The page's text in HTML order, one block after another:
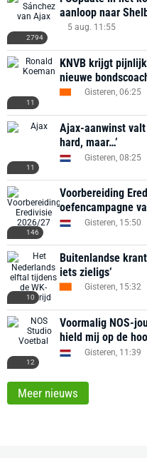
2794
aanloop naar
5 aug. 11:55
11
KNVB krijgt
nieuwe
Gisteren, 06:25
11
Ajax-aanwinst
hard, maar…’
Gisteren, 08:25
146
Voorbereiding
oefencampagne
Gisteren, 15:50
10
Buitenlandse
iets zieligs’
Gisteren, 15:32
12
Voormalig NOS-
hield mij op de
Gisteren, 11:39
Meer nieuws